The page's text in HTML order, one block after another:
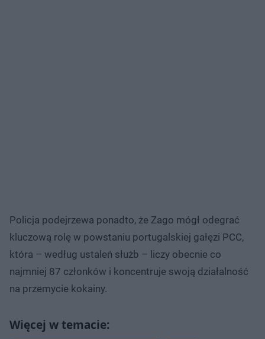
Policja podejrzewa ponadto, że Zago mógł odegrać
kluczową rolę w powstaniu portugalskiej gałęzi PCC,
która – według ustaleń służb – liczy obecnie co
najmniej 87 członków i koncentruje swoją działalność
na przemycie kokainy.